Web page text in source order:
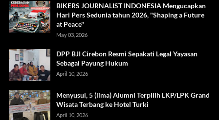
BIKERS JOURNALIST INDONESIA Mengucapkan
Hari Pers Sedunia tahun 2026, "Shaping a Future
at Peace"
May 03, 2026
DPP BJI Cirebon Resmi Sepakati Legal Yayasan
Sebagai Payung Hukum
April 10, 2026
Menyusul, 5 (lima) Alumni Terpilih LKP/LPK Grand
Wisata Terbang ke Hotel Turki
April 10, 2026